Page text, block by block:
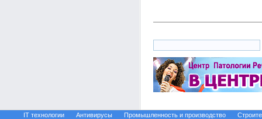
IT технологии Антивирусы Промышленность и производство